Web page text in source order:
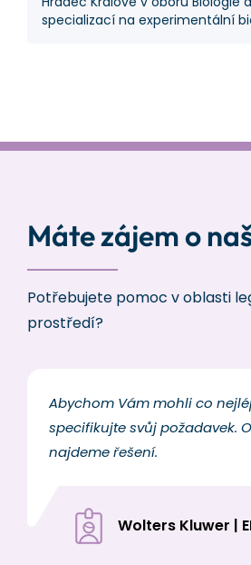
specializací na experimentální
Máte zájem o
Potřebujete pomoc v oblasti
prostředí?
Abychom Vám mohli co
specifikujte svůj požadavek.
najdeme řešení.
Wolters Kluwer |